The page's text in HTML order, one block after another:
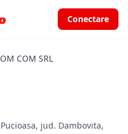
Conectare
COM SRL
Pucioasa, jud. Dambovita,